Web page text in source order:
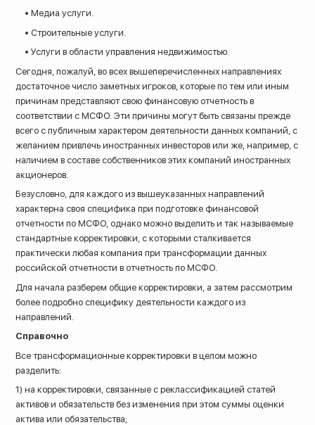
• Медиа услуги.
• Строительные услуги.
• Услуги в области управления недвижимостью.
Сегодня, пожалуй, во всех вышеперечисленных направлениях
достаточное число заметных игроков, которые по тем или иным
причинам представляют свою финансовую отчетность в
соответствии с МСФО. Эти причины могут быть связаны прежде
всего с публичным характером деятельности данных компаний, с
желанием привлечь иностранных инвесторов или же, например, с
наличием в составе собственников этих компаний иностранных
акционеров.
Безусловно, для каждого из вышеуказанных направлений
характерна своя специфика при подготовке финансовой
отчетности по МСФО, однако можно выделить и так называемые
стандартные корректировки, с которыми сталкивается
практически любая компания при трансформации данных
российской отчетности в отчетность по МСФО.
Для начала разберем общие корректировки, а затем рассмотрим
более подробно специфику деятельности каждого из
направлений.
Справочно
Все трансформационные корректировки в целом можно
разделить:
1) на корректировки, связанные с реклассификацией статей
активов и обязательств без изменения при этом суммы оценки
актива или обязательства;